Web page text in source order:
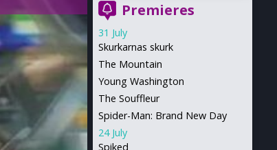
Premieres
31 July
Skurkarnas skurk
The Mountain
Young Washington
The Souffleur
Spider-Man: Brand New Day
24 July
Spiked